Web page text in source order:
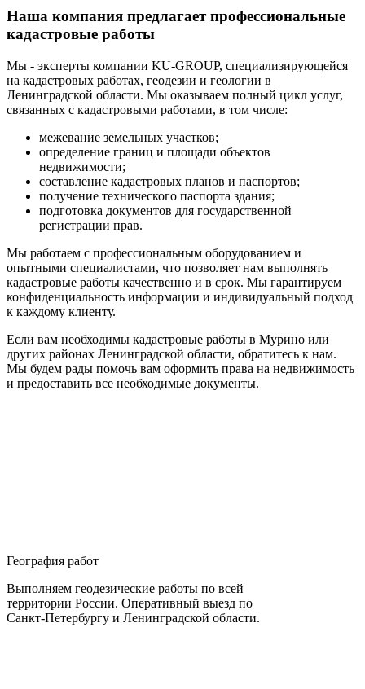
Наша компания предлагает профессиональные
кадастровые работы
Мы - эксперты компании KU-GROUP, специализирующейся
на кадастровых работах, геодезии и геологии в
Ленинградской области. Мы оказываем полный цикл услуг,
связанных с кадастровыми работами, в том числе:
межевание земельных участков;
определение границ и площади объектов
недвижимости;
составление кадастровых планов и паспортов;
получение технического паспорта здания;
подготовка документов для государственной
регистрации прав.
Мы работаем с профессиональным оборудованием и
опытными специалистами, что позволяет нам выполнять
кадастровые работы качественно и в срок. Мы гарантируем
конфиденциальность информации и индивидуальный подход
к каждому клиенту.
Если вам необходимы кадастровые работы в Мурино или
других районах Ленинградской области, обратитесь к нам.
Мы будем рады помочь вам оформить права на недвижимость
и предоставить все необходимые документы.
География работ
Выполняем геодезические работы по всей
территории России. Оперативный выезд по
Санкт-Петербургу и Ленинградской области.